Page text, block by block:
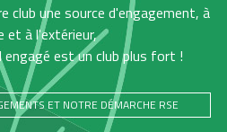
club une source d'engagement, à
et à l'extérieur,
est un club plus fort !
ET NOTRE DÉMARCHE RSE